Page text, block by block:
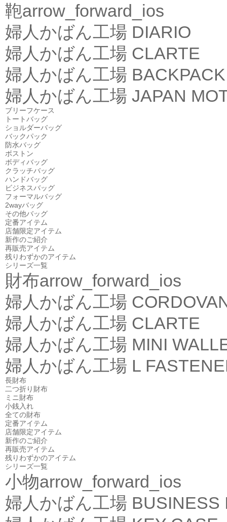
鞄arrow_forward_ios
婦人かばん工場 DIARIO
婦人かばん工場 CLARTE
婦人かばん工場 BACKPACK
婦人かばん工場 JAPAN
ブリーフケース
トートバッグ
ショルダーバッグ
バックパック
防水バッグ
ボストン
ボディバッグ
クラッチバッグ
ハンドバッグ
ビジネスバッグ
フォーマルバッグ
2wayバッグ
その他バッグ
定番アイテム
店舗限定アイテム
新作のご紹介
再販売アイテム
残りわずかのアイテム
シリーズ一覧
財布arrow_forward_ios
婦人かばん工場
婦人かばん工場 CLARTE
婦人かばん工場 MINI
婦人かばん工場 L
長財布
二つ折り財布
ミニ財布
小銭入れ
全ての財布
定番アイテム
店舗限定アイテム
新作のご紹介
再販売アイテム
残りわずかのアイテム
シリーズ一覧
小物arrow_forward_ios
婦人かばん工場 BUSINESS